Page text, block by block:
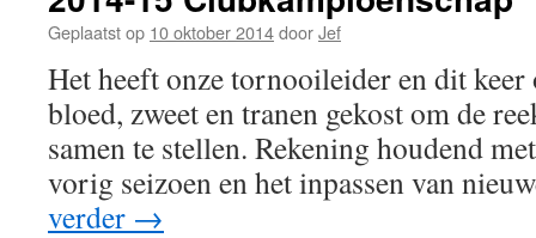
Geplaatst op 10 oktober 2014doorJef
Het heeft onze tornooileider en dit
bloed, zweet en tranen gekost om de
samen te stellen. Rekening houdend
vorig seizoen en het inpassen van
verder →